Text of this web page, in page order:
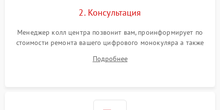
2. Консультация
Менеджер колл центра позвонит вам, проинформирует по
стоимости ремонта вашего цифрового монокуляра а также
Подробнее